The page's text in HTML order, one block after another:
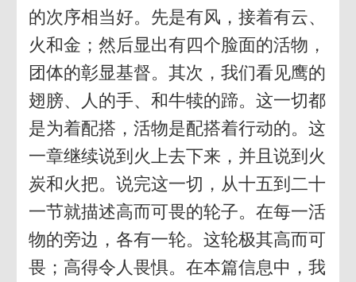
的次序相当好。先是有风，接着有云、
火和金；然后显出有四个脸面的活物，
团体的彰显基督。其次，我们看见鹰的
翅膀、人的手、和牛犊的蹄。这一切都
是为着配搭，活物是配搭着行动的。这
一章继续说到火上去下来，并且说到火
炭和火把。说完这一切，从十五到二十
一节就描述高而可畏的轮子。在每一活
物的旁边，各有一轮。这轮极其高而可
畏；高得令人畏惧。在本篇信息中，我